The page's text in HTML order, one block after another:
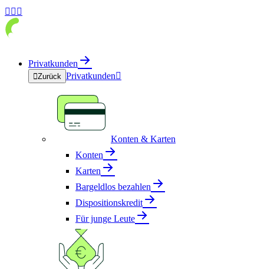
  
Privatkunden
Zurück Privatkunden
Konten & Karten
Konten
Karten
Bargeldlos bezahlen
Dispositionskredit
Für junge Leute